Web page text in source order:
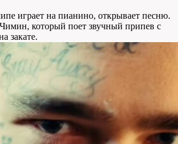
играет на пианино, открывает песню.
который поет звучный припев с
закате.